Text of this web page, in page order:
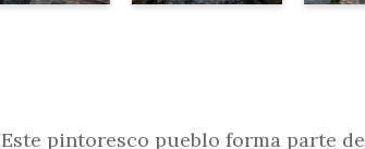
Este pintoresco pueblo forma parte